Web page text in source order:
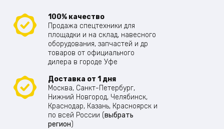
100% качество
Продажа спецтехники для
площадки и на склад, навесного
оборудования, запчастей и др
товаров от официального
дилера в городе Уфе
Доставка от 1 дня
Москва, Санкт-Петербург,
Нижний Новгород, Челябинск,
Краснодар, Казань, Красноярск и
по всей России (выбрать
регион)